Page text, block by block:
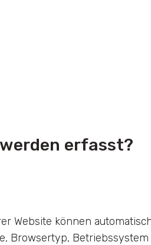
erfasst?
Website können
Browsertyp,